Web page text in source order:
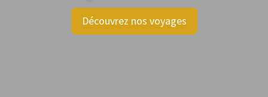
Découvrez nos voyages